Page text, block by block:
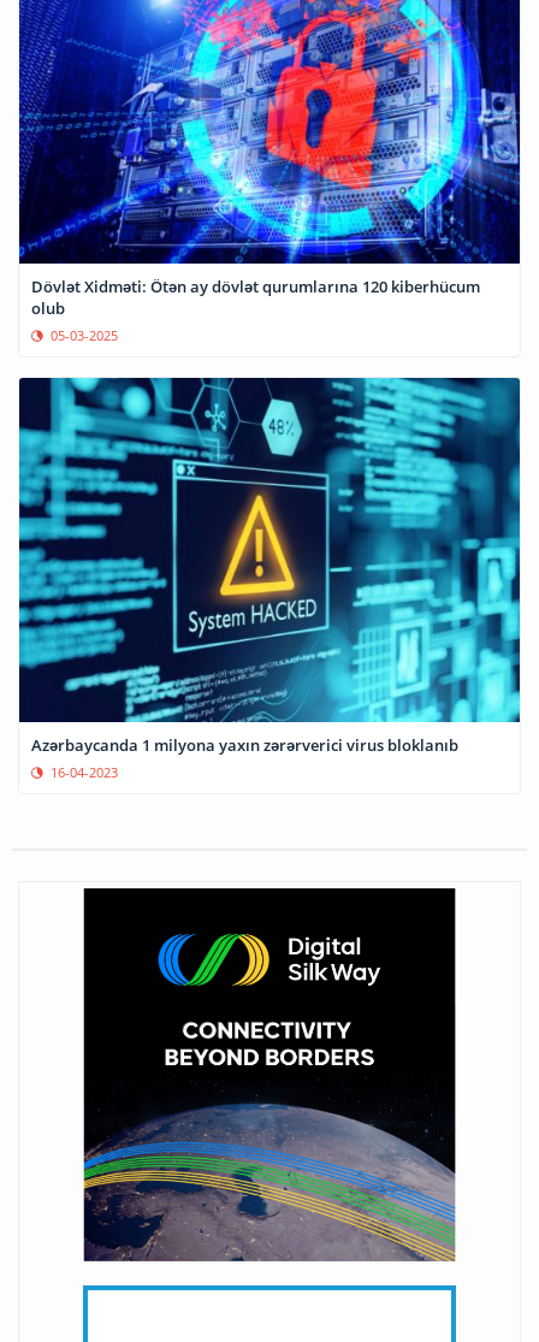
Dövlət Xidməti: Ötən ay dövlət qurumlarına 120 kiberhücum
olub
05-03-2025
Azərbaycanda 1 milyona yaxın zərərverici virus bloklanıb
16-04-2023